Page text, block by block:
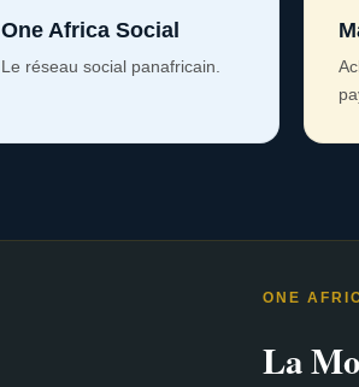
One Africa Social
Le réseau social panafricain.
ONE
La